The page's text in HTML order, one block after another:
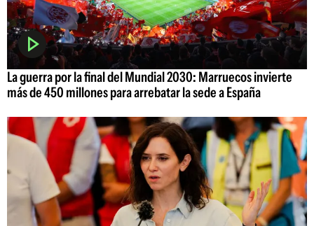
La guerra por la final del Mundial 2030: Marruecos invierte
más de 450 millones para arrebatar la sede a España